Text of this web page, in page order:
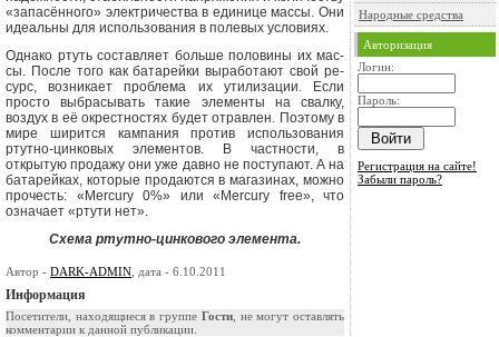
«запасённого» электричества в единице массы. Они
идеальны для использования в полевых условиях.
Однако ртуть составляет больше половины их мас­
сы. После того как батарейки выработают свой ре­
сурс, возникает проблема их утилизации. Если
просто выбрасывать такие элементы на свалку,
воздух в её окрестностях будет отравлен. Поэтому в
мире ширит­ся кампания против использования
ртутно-цинковых элементов. В частности, в
открытую продажу они уже давно не поступают. А на
батарейках, которые про­даются в магазинах, можно
прочесть: «Mercury 0%» или «Mercury free», что
означает «ртути нет».
Схема ртутно-цинкового элемента.
Автор - DARK-ADMIN , дата - 6.10.2011
Информация
Посетители, находящиеся в группе Гости, не могут оставлять
комментарии к данной публикации.
Народные средства
Авторизация
Логин:
Пароль:
Регистрация на сайте!
Забыли пароль?